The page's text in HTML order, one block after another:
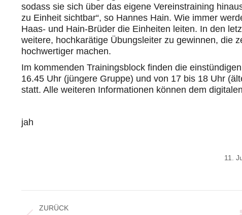
sodass sie sich über das eigene Vereinstraining
zu Einheit sichtbar“, so Hannes Hain. Wie immer
Haas- und Hain-Brüder die Einheiten leiten. In den
weitere, hochkarätige Übungsleiter zu gewinnen, die
hochwertiger machen.
Im kommenden Trainingsblock finden die
16.45 Uhr (jüngere Gruppe) und von 17 bis 18 Uhr
statt. Alle weiteren Informationen können dem digitalen
jah
11.
ZURÜCK